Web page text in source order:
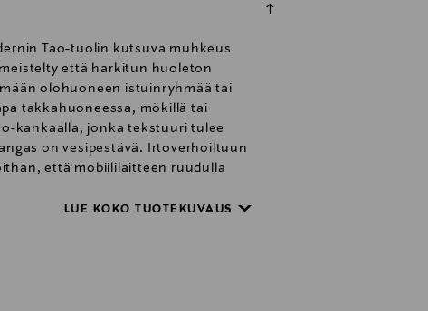
Tao-tuolin kutsuva muhkeus
että harkitun huoleton
olohuoneen istuinryhmää tai
takkahuoneessa, mökillä tai
kankaalla, jonka tekstuuri tulee
on vesipestävä. Irtoverhoiltuun
että mobiililaitteen ruudulla
LUE KOKO TUOTEKUVAUS